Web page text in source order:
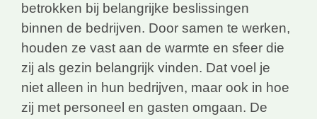
betrokken bij belangrijke beslissingen
binnen de bedrijven. Door samen te werken,
houden ze vast aan de warmte en sfeer die
zij als gezin belangrijk vinden. Dat voel je
niet alleen in hun bedrijven, maar ook in hoe
zij met personeel en gasten omgaan. De